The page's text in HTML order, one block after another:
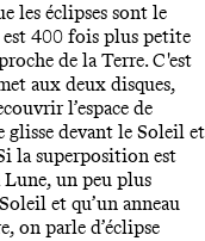
les éclipses sont le
400 fois plus petite
de la Terre. C'est
aux deux disques,
l’espace de
glisse devant le Soleil et
la superposition est
Lune, un peu plus
et qu’un anneau
on parle d’éclipse